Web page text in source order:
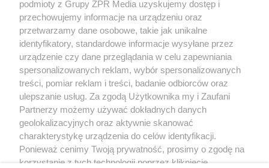
kobiety
DOMOWE TRIKI
Zwilż kartkę i połóż na parapecie.
podmioty z Grupy ZPR Media uzyskujemy dostęp i
przechowujemy informacje na urządzeniu oraz
przetwarzamy dane osobowe, takie jak unikalne
identyfikatory, standardowe informacje wysyłane przez
urządzenie czy dane przeglądania w celu zapewniania
spersonalizowanych reklam, wybór spersonalizowanych
treści, pomiar reklam i treści, badanie odbiorców oraz
ulepszanie usług. Za zgodą Użytkownika my i Zaufani
Partnerzy możemy używać dokładnych danych
geolokalizacyjnych oraz aktywnie skanować
charakterystykę urządzenia do celów identyfikacji.
Ponieważ cenimy Twoją prywatność, prosimy o zgodę na
korzystanie z tych technologii poprzez kliknięcie